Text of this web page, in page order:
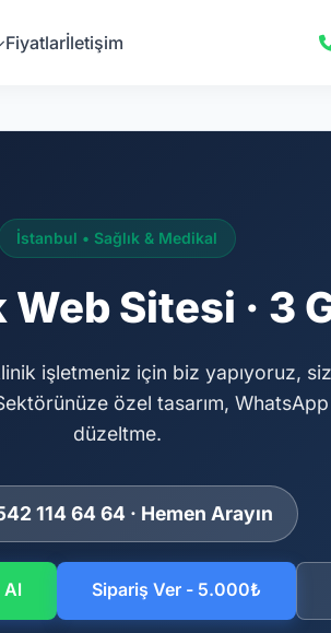
Fiyatlarİletişim
İstanbul • Sağlık & Medikal
Sitesi · 3
işletmeniz için biz yapıyoruz,
özel tasarım,
düzeltme.
114 64 64 · Hemen Arayın
Sipariş Ver - 5.000₺